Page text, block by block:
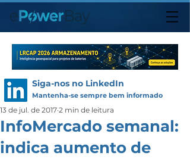
Siga-nos no LinkedIn
Mantenha-se sempre bem informado
InfoMercado semanal:
indica aumento de
13 de jul. de 2017 2 min de leitura